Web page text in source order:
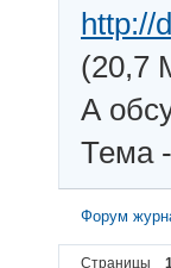
http://
(20,7
А
Тема
Форум
Страницы 1